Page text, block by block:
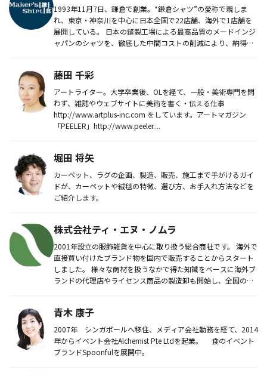
1993年11月7日、鎌倉で創業。“鎌倉シャツ”の愛称で親しま
れ、東京・神奈川を中心に日本全国で22店舗、海外で1店舗を
展開している。 日本の縫製工場による最高品質のメードインジ
ャパンのシャツを、徹底した中間コストの削減により、納得
藤田 千彩
アートライター。大学卒業後、OLを経て、一般・美術専門を問
わず、雑誌やウェブサイトに美術を書く・伝える仕事
http://www.artplus-inc.com をしています。アートマガジン
「PEELER」http://www.peeler....
堀田 将矢
カーペット、ラグの企画、製造、販売、施工まで手がけるガイ
ドが、カーペットや絨毯の特徴、選び方、お手入れ方法などを
ご紹介します。
株式会社ティ・エヌ・ノムラ
2001年設立の服飾雑貨を中心に取り扱う総合商社です。 海外で
直接買い付けたブランド物を国内で販売することからスタート
しました。 様々な商材を扱うなかで得た知識をベースに海外ブ
ランドの代理店やライセンス商品の製造卸も開始し、全国の販
青木 康子
2007年 シンガポールへ移住、メディア会社勤務を経て、2014
年からイベント会社Alchemist Pte Ltdを起業。 食のイベント
ブランドSpoonfulを展開中。